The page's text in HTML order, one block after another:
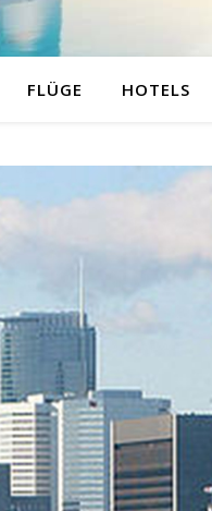
FLÜGE HOTELS